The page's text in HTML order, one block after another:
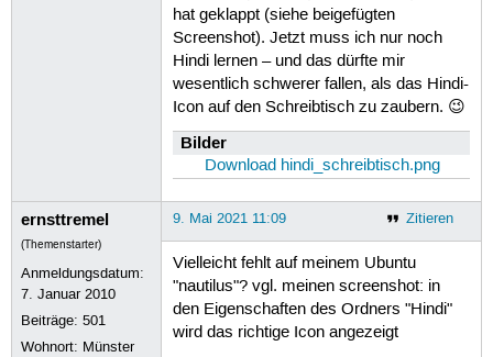
hat geklappt (siehe beigefügten
Screenshot). Jetzt muss ich nur noch
Hindi lernen – und das dürfte mir
wesentlich schwerer fallen, als das Hindi-
Icon auf den Schreibtisch zu zaubern. 😉
Bilder
Download hindi_schreibtisch.png
ernsttremel
(Themenstarter)
Anmeldungsdatum:
7. Januar 2010
Beiträge:501
Wohnort: Münster
Zitieren
9. Mai 2021 11:09
Vielleicht fehlt auf meinem Ubuntu
"nautilus"? vgl. meinen screenshot: in
den Eigenschaften des Ordners "Hindi"
wird das richtige Icon angezeigt